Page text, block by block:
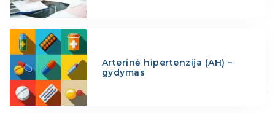
Arterinė hipertenzija (AH) –
gydymas